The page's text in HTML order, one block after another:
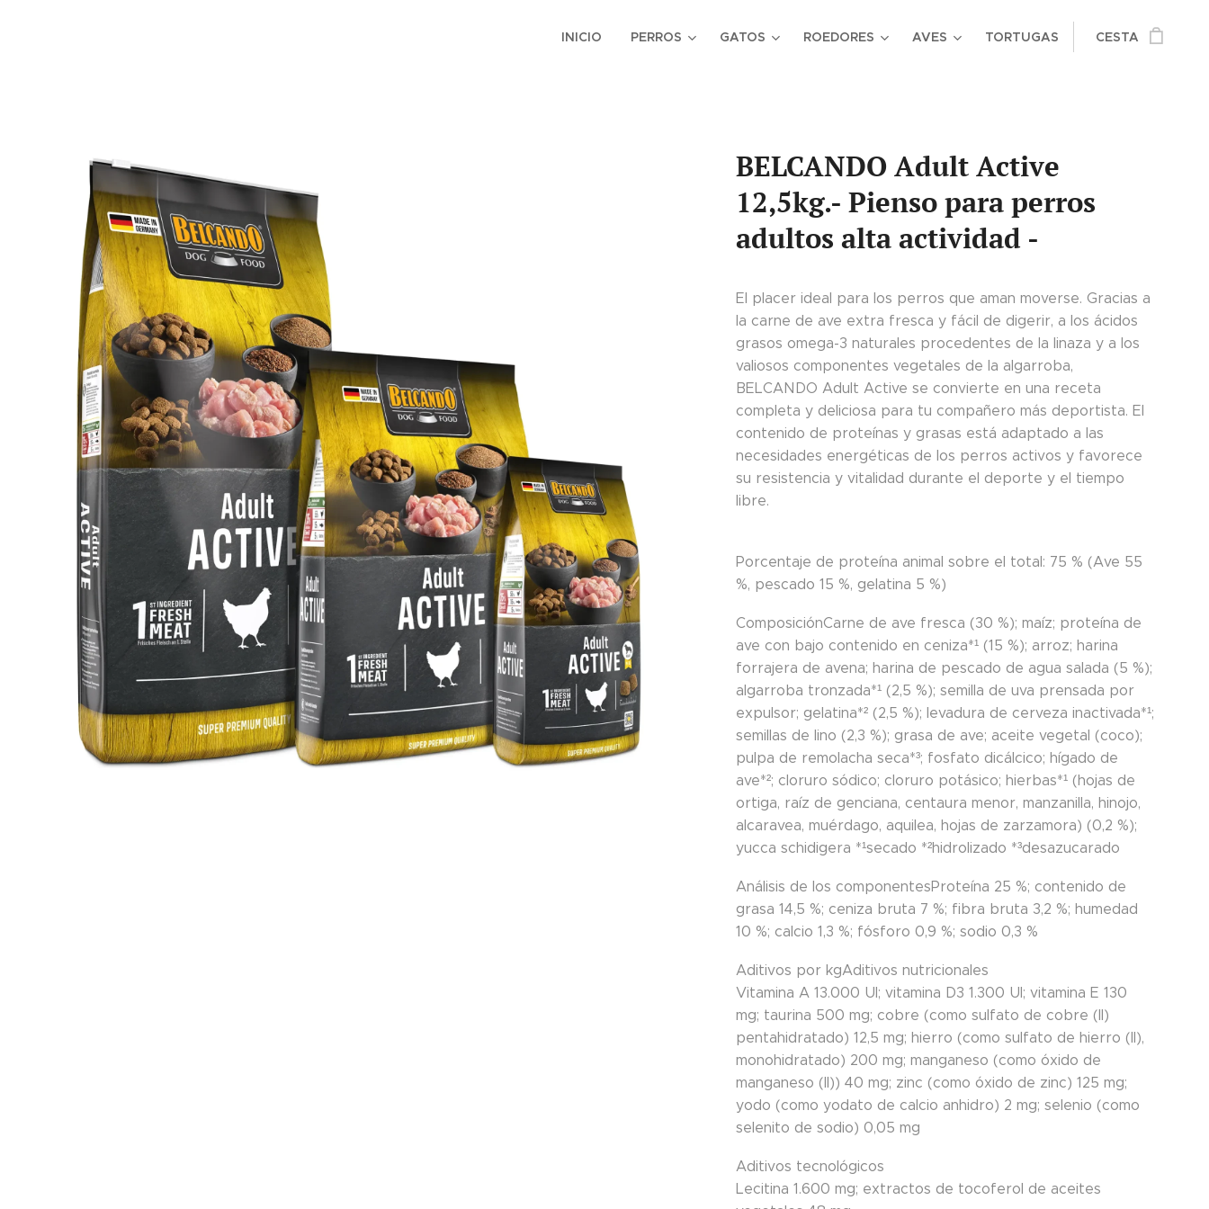
INICIO PERROS GATOS ROEDORES AVES TORTUGAS CESTA
BELCANDO Adult Active
12,5kg.- Pienso para perros
adultos alta actividad -
El placer ideal para los perros que aman moverse. Gracias a
la carne de ave extra fresca y fácil de digerir, a los ácidos
grasos omega-3 naturales procedentes de la linaza y a los
valiosos componentes vegetales de la algarroba,
BELCANDO Adult Active se convierte en una receta
completa y deliciosa para tu compañero más deportista. El
contenido de proteínas y grasas está adaptado a las
necesidades energéticas de los perros activos y favorece
su resistencia y vitalidad durante el deporte y el tiempo
libre.
Porcentaje de proteína animal sobre el total: 75 % (Ave 55
%, pescado 15 %, gelatina 5 %)
ComposiciónCarne de ave fresca (30 %); maíz; proteína de
ave con bajo contenido en ceniza*¹ (15 %); arroz; harina
forrajera de avena; harina de pescado de agua salada (5 %);
algarroba tronzada*¹ (2,5 %); semilla de uva prensada por
expulsor; gelatina*² (2,5 %); levadura de cerveza inactivada*¹;
semillas de lino (2,3 %); grasa de ave; aceite vegetal (coco);
pulpa de remolacha seca*³; fosfato dicálcico; hígado de
ave*²; cloruro sódico; cloruro potásico; hierbas*¹ (hojas de
ortiga, raíz de genciana, centaura menor, manzanilla, hinojo,
alcaravea, muérdago, aquilea, hojas de zarzamora) (0,2 %);
yucca schidigera *¹secado *²hidrolizado *³desazucarado
Análisis de los componentesProteína 25 %; contenido de
grasa 14,5 %; ceniza bruta 7 %; fibra bruta 3,2 %; humedad
10 %; calcio 1,3 %; fósforo 0,9 %; sodio 0,3 %
Aditivos por kgAditivos nutricionales
Vitamina A 13.000 UI; vitamina D3 1.300 UI; vitamina E 130
mg; taurina 500 mg; cobre (como sulfato de cobre (II)
pentahidratado) 12,5 mg; hierro (como sulfato de hierro (II),
monohidratado) 200 mg; manganeso (como óxido de
manganeso (II)) 40 mg; zinc (como óxido de zinc) 125 mg;
yodo (como yodato de calcio anhidro) 2 mg; selenio (como
selenito de sodio) 0,05 mg
Aditivos tecnológicos
Lecitina 1.600 mg; extractos de tocoferol de aceites